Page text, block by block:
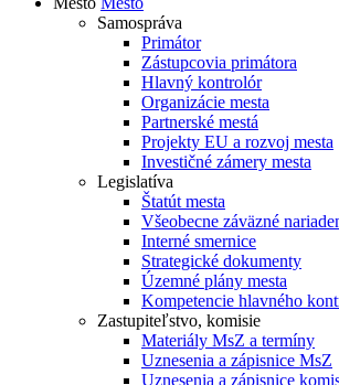
Samospráva
Primátor
Zástupcovia primátora
Hlavný kontrolór
Organizácie mesta
Partnerské mestá
Projekty EU a rozvoj mesta
Investičné zámery mesta
Legislatíva
Štatút mesta
Všeobecne záväzné
Interné smernice
Strategické dokumenty
Územné plány mesta
Kompetencie hlavného
Zastupiteľstvo, komisie
Materiály MsZ a termíny
Uznesenia a zápisnice MsZ
Uznesenia a zápisnice